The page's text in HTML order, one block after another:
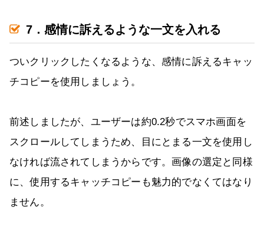
7．感情に訴えるような一文を入れる
ついクリックしたくなるような、感情に訴えるキャッ
チコピーを使用しましょう。
前述しましたが、ユーザーは約0.2秒でスマホ画面を
スクロールしてしまうため、目にとまる一文を使用し
なければ流されてしまうからです。画像の選定と同様
に、使用するキャッチコピーも魅力的でなくてはなり
ません。